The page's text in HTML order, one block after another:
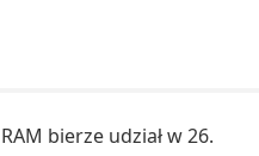
RAM bierze udział w 26.